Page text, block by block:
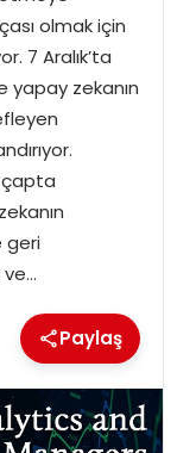
olmak için
7 Aralık’ta
yapay zekanın
çapta
geri
ve…
Paylaş